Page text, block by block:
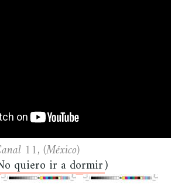
11, (México)
quiero ir a dormir)